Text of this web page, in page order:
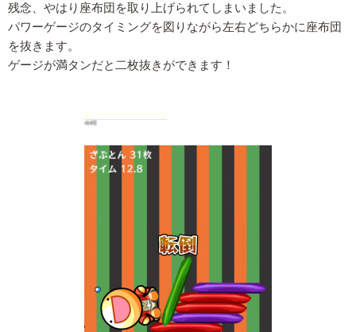
残念、やはり座布団を取り上げられてしまいました。
パワーゲージのタイミングを図りながら左右どちらかに座布団
を抜きます。
ゲージが満タンだと二枚抜きができます！